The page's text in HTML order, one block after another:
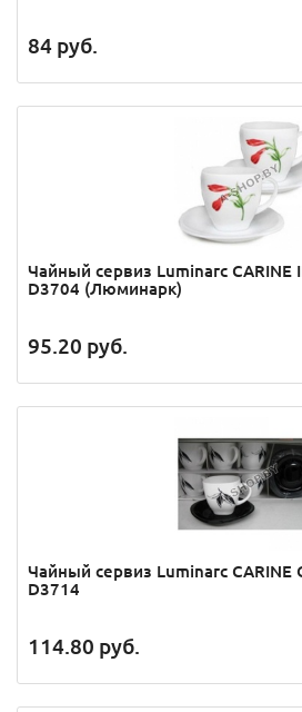
84 руб.
Чайный сервиз Luminarc CARINE
D3704 (Люминарк)
95.20 руб.
Чайный сервиз Luminarc CARINE
D3714
114.80 руб.